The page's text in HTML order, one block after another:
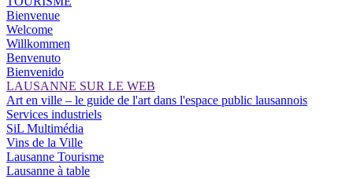
Bienvenue
Welcome
Willkommen
Benvenuto
Bienvenido
LAUSANNE SUR LE WEB
Art en ville – le guide de l'art dans l'espace public lausannois
Services industriels
SiL Multimédia
Vins de la Ville
Lausanne Tourisme
Lausanne à table